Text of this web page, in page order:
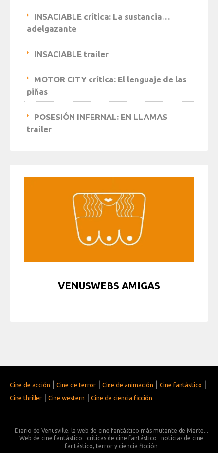
INSACIABLE crítica: La sustancia…
adelgazante
INSACIABLE trailer
MOTOR CITY crítica: El lenguaje de las
piñas
POSESIÓN INFERNAL: EN LLAMAS
trailer
VENUSWEBS AMIGAS
Cine de acción | Cine de terror | Cine de animación | Cine fantástico |
Cine thriller | Cine western | Cine de ciencia ficción
Diario de Venusville, la web de cine fantástico más mutante de Marte...
Web de cine fantástico
críticas de cine fantástico
noticias de cine
fantástico, terror y ciencia ficción